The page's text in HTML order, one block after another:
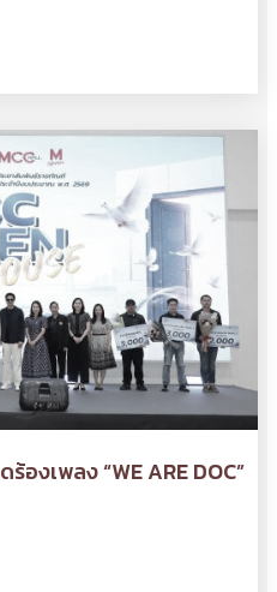
องเพลง “WE ARE DOC”